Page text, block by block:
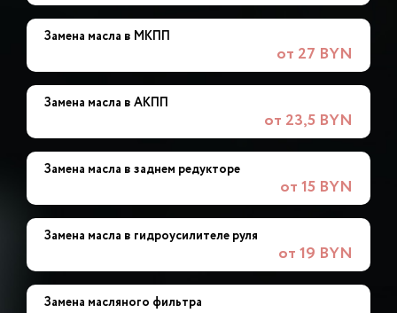
Замена масла в МКПП
от 27 BYN
Замена масла в АКПП
от 23,5 BYN
Замена масла в заднем редукторе
от 15 BYN
Замена масла в гидроусилителе руля
от 19 BYN
Замена масляного фильтра